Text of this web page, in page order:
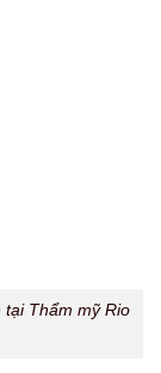
Màu sắc lên
màu theo thời